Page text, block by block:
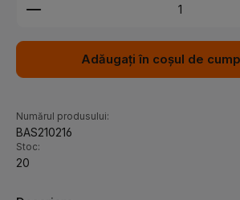
Adăugați în coșul de
Numărul produsului:
BAS210216
Stoc:
20